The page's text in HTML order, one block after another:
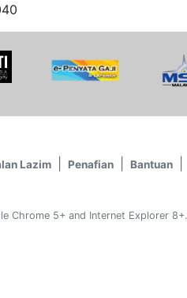
Lazim Penafian Bantuan
Chrome 5+ and Internet Explorer 8+.